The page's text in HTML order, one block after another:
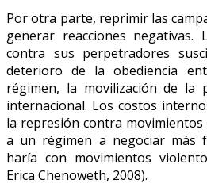
Por otra parte, reprimir las
generar reacciones negativas.
contra sus perpetradores
deterioro de la obediencia
régimen, la movilización de la
internacional. Los costos
la represión contra
a un régimen a negociar más
haría con movimientos
Erica Chenoweth, 2008).